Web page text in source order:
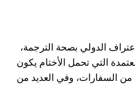
الدولي بصحة الترجمة،
التي تحمل الأختام يكون
من السفارات، وفي العديد من